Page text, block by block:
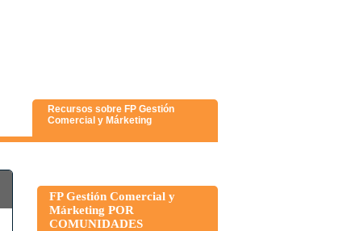
Recursos sobre FP Gestión
Comercial y Márketing
FP Gestión Comercial y
Márketing POR
COMUNIDADES